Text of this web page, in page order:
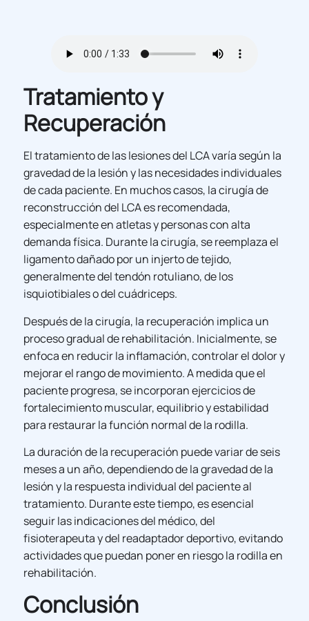
Tratamiento y
Recuperación
El tratamiento de las lesiones del LCA varía según la
gravedad de la lesión y las necesidades individuales
de cada paciente. En muchos casos, la cirugía de
reconstrucción del LCA es recomendada,
especialmente en atletas y personas con alta
demanda física. Durante la cirugía, se reemplaza el
ligamento dañado por un injerto de tejido,
generalmente del tendón rotuliano, de los
isquiotibiales o del cuádriceps.
Después de la cirugía, la recuperación implica un
proceso gradual de rehabilitación. Inicialmente, se
enfoca en reducir la inflamación, controlar el dolor y
mejorar el rango de movimiento. A medida que el
paciente progresa, se incorporan ejercicios de
fortalecimiento muscular, equilibrio y estabilidad
para restaurar la función normal de la rodilla.
La duración de la recuperación puede variar de seis
meses a un año, dependiendo de la gravedad de la
lesión y la respuesta individual del paciente al
tratamiento. Durante este tiempo, es esencial
seguir las indicaciones del médico, del
fisioterapeuta y del readaptador deportivo, evitando
actividades que puedan poner en riesgo la rodilla en
rehabilitación.
Conclusión